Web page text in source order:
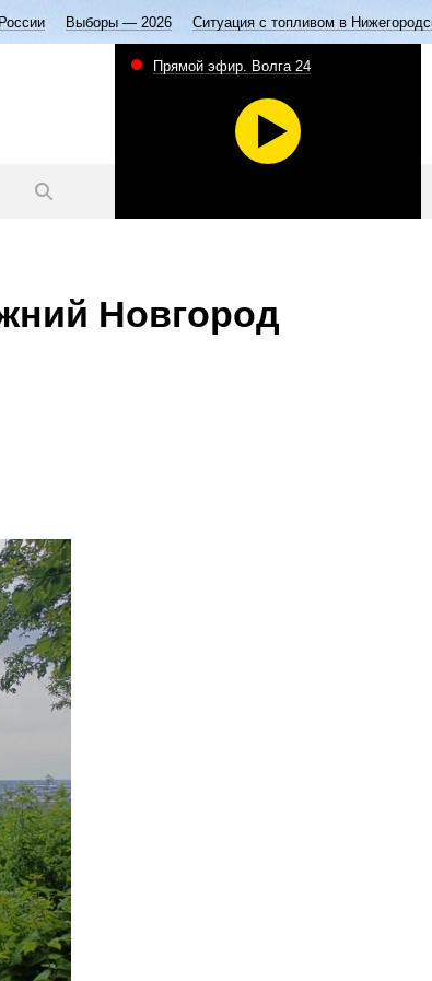
Выборы — 2026 Ситуация с топливом в
Прямой эфир. Волга 24
Новгород